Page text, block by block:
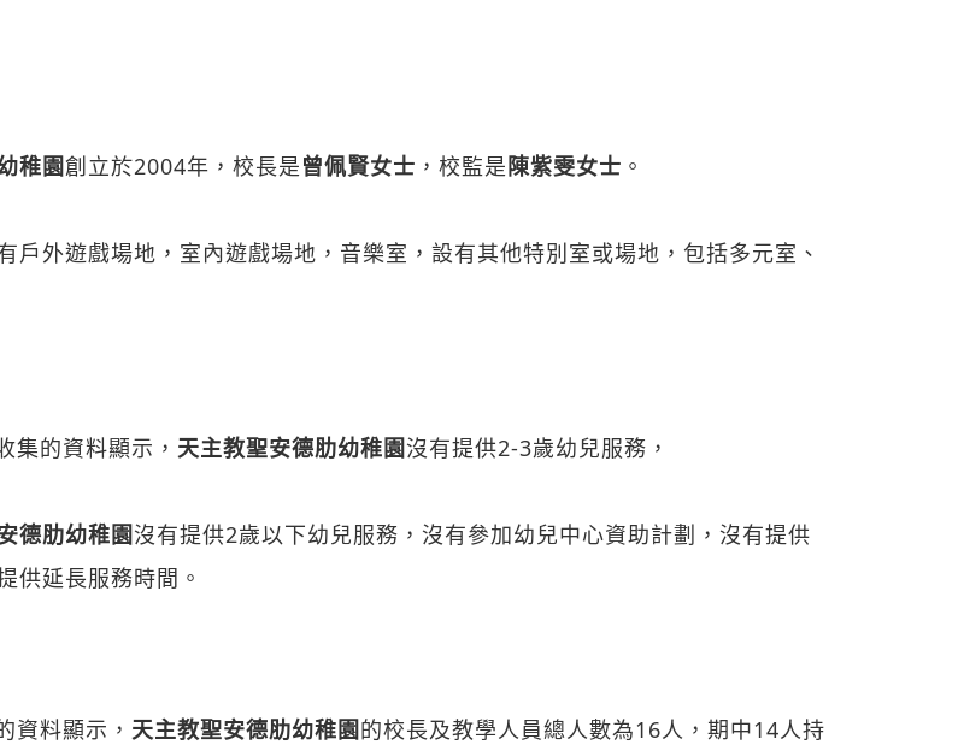
稚園創立於2004年，校長是曾佩賢女士 ，校監是陳紫雯女士 。
戶外遊戲場地，室內遊戲場地，音樂室，設有其他特別室或場地，包括多元室、
集的資料顯示， 天主教聖安德肋幼稚園沒有提供2-3歲幼兒服務，
德肋幼稚園沒有提供2歲以下幼兒服務，沒有參加幼兒中心資助計劃，沒有提供
供延長服務時間。
資料顯示， 天主教聖安德肋幼稚園的校長及教學人員總人數為16人，期中14人持